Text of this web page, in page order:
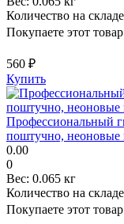
Количество на
Покупаете этот
560 ₽
Купить
Профессиональный
поштучно, неоновые
0.00
0
Вес: 0.065 кг
Количество на
Покупаете этот